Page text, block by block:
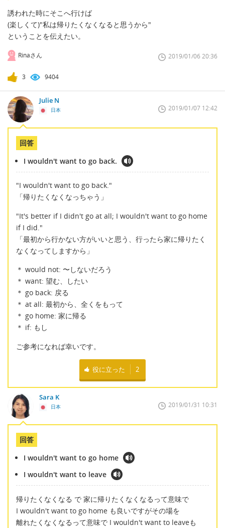
誘われた時にそこへ行けば
(楽しくて)"私は帰りたくなくなると思うから"
ということを伝えたい。
Rinaさん 2019/01/06 20:36
3 9404
Julie N
日本 2019/01/07 12:42
回答
I wouldn't want to go back.
"I wouldn't want to go back."
「帰りたくなくなっちゃう」
"It's better if I didn't go at all; I wouldn't want to go home
if I did."
「最初から行かない方がいいと思う、行ったら家に帰りたく
なくなってしますから」
＊ would not: 〜しないだろう
＊ want: 望む、したい
＊ go back: 戻る
＊ at all: 最初から、全くをもって
＊ go home: 家に帰る
＊ if: もし
ご参考になれば幸いです。
役に立った 2
Sara K
日本 2019/01/31 10:31
回答
I wouldn't want to go home
I wouldn't want to leave
帰りたくなくなる で 家に帰りたくなくなるって意味で
I wouldn't want to go home も良いですがその場を
離れたくなくなるって意味で I wouldn't want to leaveも